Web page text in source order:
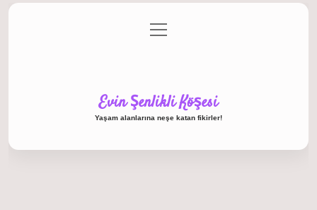
Gizlilik Politikası
menüyü
aç
Evin Şenlikli Köşesi
Yaşam alanlarına neşe katan fikirler!